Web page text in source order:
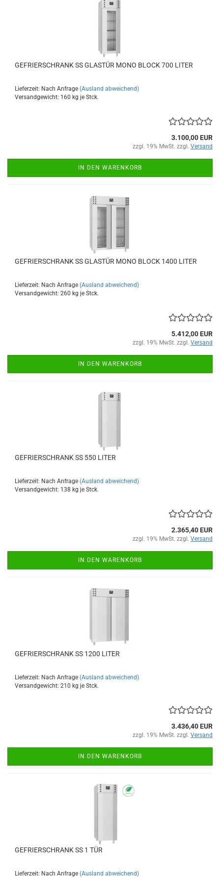
GEFRIERSCHRANK SS GLASTÜR MONO BLOCK 700 LITER
Lieferzeit: Nach Anfrage (Ausland abweichend)
Versandgewicht: 160 kg je Stck.
3.100,00 EUR
zzgl. 19% MwSt. zzgl. Versand
IN DEN WARENKORB
GEFRIERSCHRANK SS GLASTÜR MONO BLOCK 1400 LITER
Lieferzeit: Nach Anfrage (Ausland abweichend)
Versandgewicht: 260 kg je Stck.
5.412,00 EUR
zzgl. 19% MwSt. zzgl. Versand
IN DEN WARENKORB
GEFRIERSCHRANK SS 550 LITER
Lieferzeit: Nach Anfrage (Ausland abweichend)
Versandgewicht: 138 kg je Stck.
2.365,40 EUR
zzgl. 19% MwSt. zzgl. Versand
IN DEN WARENKORB
GEFRIERSCHRANK SS 1200 LITER
Lieferzeit: Nach Anfrage (Ausland abweichend)
Versandgewicht: 210 kg je Stck.
3.436,40 EUR
zzgl. 19% MwSt. zzgl. Versand
IN DEN WARENKORB
GEFRIERSCHRANK SS 1 TÜR
Lieferzeit: Nach Anfrage (Ausland abweichend)